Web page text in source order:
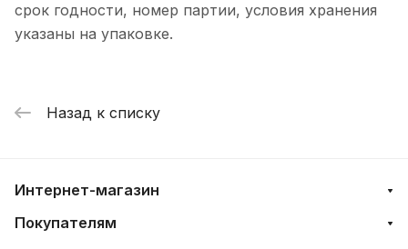
срок годности, номер партии, условия хранения
указаны на упаковке.
Назад к списку
Интернет-магазин
Покупателям